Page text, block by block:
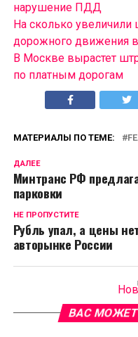
нарушение ПДД
На сколько
дорожного движения
В Москве вырастет
по платным дорогам
МАТЕРИАЛЫ ПО ТЕМЕ:
ДАЛЕЕ
Минтранс РФ
парковки
НЕ ПРОПУСТИТЕ
Рубль упал, а цены
авторынке России
ВАС МОЖЕТ